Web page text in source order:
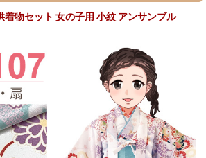
着物セット 女の子用 小紋 アンサンブル